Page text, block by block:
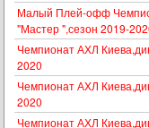
Малый Плей-офф
"Мастер ",сезон 2019-
Чемпионат АХЛ
2020
Чемпионат АХЛ
2020
Чемпионат АХЛ